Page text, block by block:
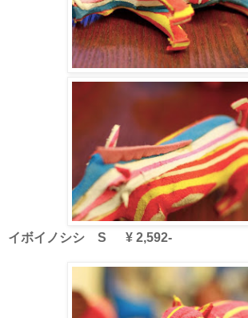
イボイノシシ S ¥ 2,592-